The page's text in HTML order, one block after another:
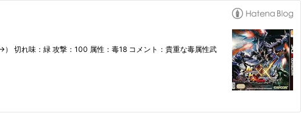
切れ味：緑 攻撃：100 属性：毒18 コメント：貴重な毒属性武